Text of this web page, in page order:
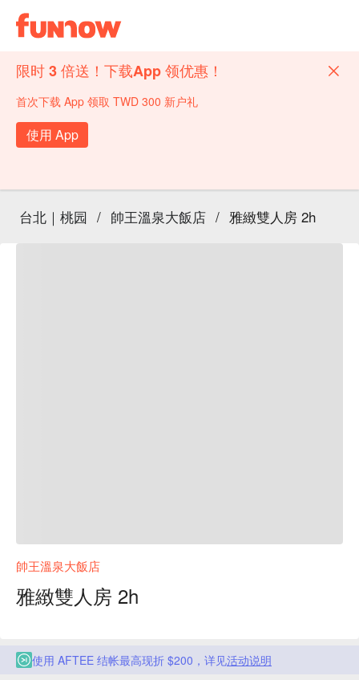
限时 3 倍送！下载App 领优惠！
首次下载 App 领取 TWD 300 新户礼
使用 App
台北｜桃园 / 帥王溫泉大飯店 / 雅緻雙人房 2h
帥王溫泉大飯店
雅緻雙人房 2h
使用 AFTEE 结帐最高现折 $200，详见活动说明